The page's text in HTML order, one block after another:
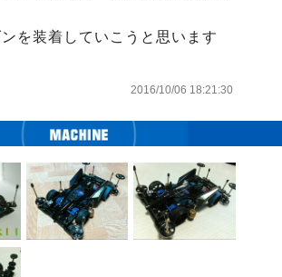
を装着していこうと思います
2016/10/06 18:21:30